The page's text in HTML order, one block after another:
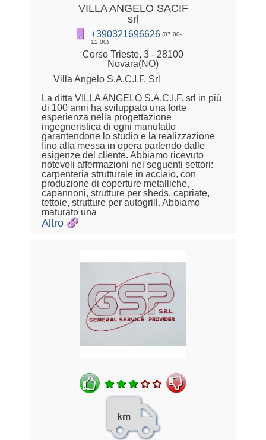
VILLA ANGELO SACIF
srl
+390321696626 (07:00-
12:00)
Corso Trieste, 3 - 28100
Novara(NO)
Villa Angelo S.A.C.I.F. Srl
La ditta VILLA ANGELO S.A.C.I.F. srl in più
di 100 anni ha sviluppato una forte
esperienza nella progettazione
ingegneristica di ogni manufatto
garantendone lo studio e la realizzazione
fino alla messa in opera partendo dalle
esigenze del cliente. Abbiamo ricevuto
notevoli affermazioni nei seguenti settori:
carpenteria strutturale in acciaio, con
produzione di coperture metalliche,
capannoni, strutture per sheds, capriate,
tettoie, strutture per autogrill. Abbiamo
maturato una
Altro
km